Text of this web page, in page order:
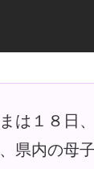
は１８日
県内の母